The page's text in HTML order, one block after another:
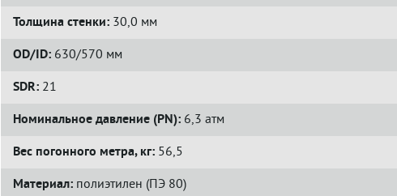
Толщина стенки: 30,0 мм
OD/ID: 630/570 мм
SDR: 21
Номинальное давление (PN): 6,3 атм
Вес погонного метра, кг: 56,5
Материал: полиэтилен (ПЭ 80)